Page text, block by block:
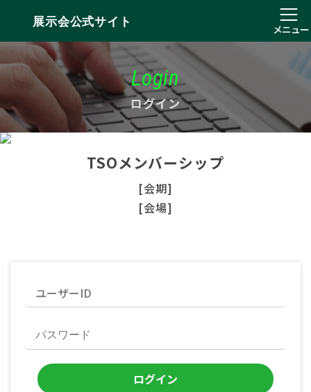
展示会公式サイト
メニュー
Login
ログイン
TSOメンバーシップ
[会期]
[会場]